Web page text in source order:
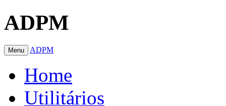
ADPM
Menu ADPM
Home
Utilitários